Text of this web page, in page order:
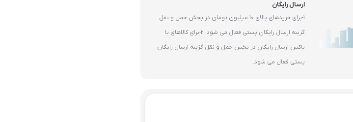
ارسال رایگان
1-برای خریدهای بالای 10 میلیون تومان در بخش حمل و نقل
گزینه ارسال رایگان پستی فعال می شود. 2-برای کالاهای با
باکس ارسال رایگان در بخش حمل و نقل گزینه ارسال رایگان
پستی فعال می شود.